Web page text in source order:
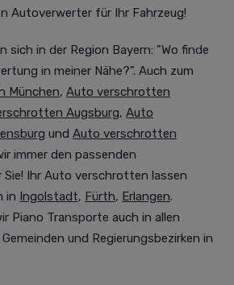
Autoverwerter für Ihr Fahrzeug!
sich in der Region Bayern: "Wo finde
in meiner Nähe?". Auch zum
München, Auto verschrotten
Augsburg, Auto
und Auto verschrotten
immer den passenden
Ihr Auto verschrotten lassen
in Ingolstadt, Fürth, Erlangen.
Piano Transporte auch in allen
und Regierungsbezirken in